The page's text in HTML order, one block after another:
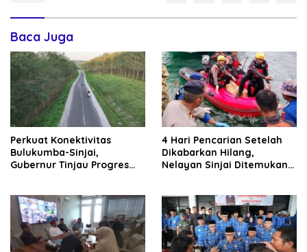
Baca Juga
Perkuat Konektivitas
Bulukumba-Sinjai,
Gubernur Tinjau Progres
4 Hari Pencarian Setelah
Dikabarkan Hilang,
Nelayan Sinjai Ditemukan